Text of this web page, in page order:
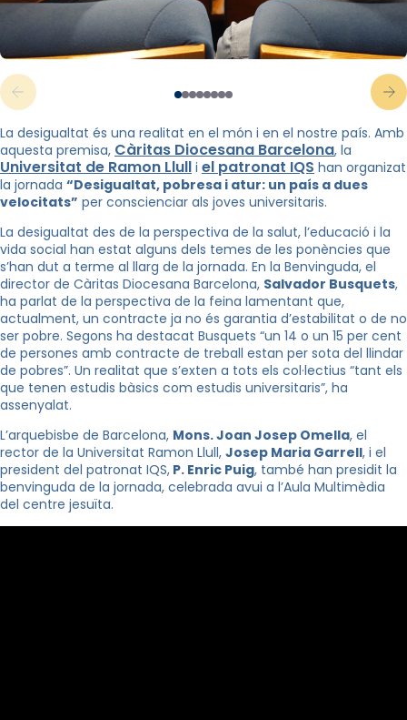
La desigualtat és una realitat en el món i en el nostre país. Amb
aquesta premisa, Càritas Diocesana Barcelona, la
Universitat de Ramon Llull i el patronat IQS han organizat
la jornada “Desigualtat, pobresa i atur: un país a dues
velocitats” per conscienciar als joves universitaris.
La desigualtat des de la perspectiva de la salut, l’educació i la
vida social han estat alguns dels temes de les ponències que
s’han dut a terme al llarg de la jornada. En la Benvinguda, el
director de Càritas Diocesana Barcelona, Salvador Busquets,
ha parlat de la perspectiva de la feina lamentant que,
actualment, un contracte ja no és garantia d’estabilitat o de no
ser pobre. Segons ha destacat Busquets “un 14 o un 15 per cent
de persones amb contracte de treball estan per sota del llindar
de pobres”. Un realitat que s’exten a tots els col·lectius “tant els
que tenen estudis bàsics com estudis universitaris”, ha
assenyalat.
L’arquebisbe de Barcelona, Mons. Joan Josep Omella, el
rector de la Universitat Ramon Llull, Josep Maria Garrell, i el
president del patronat IQS, P. Enric Puig, també han presidit la
benvinguda de la jornada, celebrada avui a l’Aula Multimèdia
del centre jesuïta.